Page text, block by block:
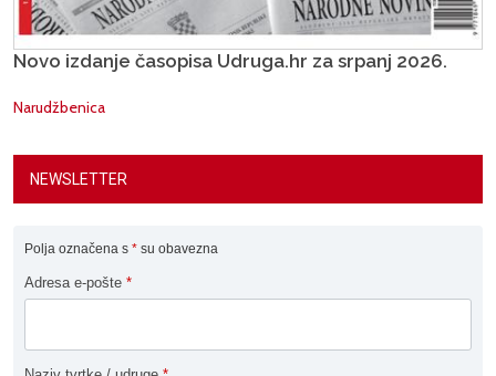
Novo izdanje časopisa Udruga.hr za srpanj 2026.
Narudžbenica
NEWSLETTER
Polja označena s * su obavezna
Adresa e-pošte *